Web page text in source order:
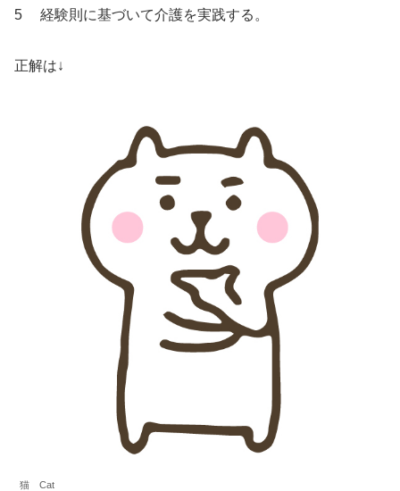
5 経験則に基づいて介護を実践する。
正解は↓
猫 Cat